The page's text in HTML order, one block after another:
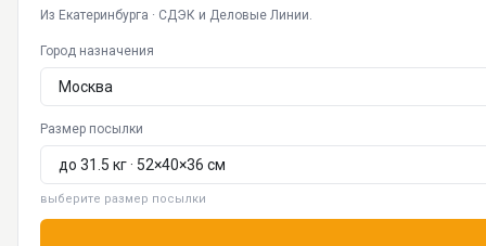
Из Екатеринбурга · СДЭК и Деловые Линии.
Город назначения
Размер посылки
выберите размер посылки